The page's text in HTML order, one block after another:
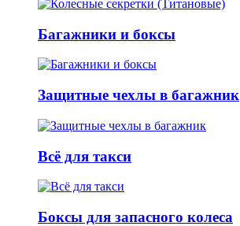
Багажники и боксы
Защитные чехлы в багажник
Всё для такси
Боксы для запасного колеса